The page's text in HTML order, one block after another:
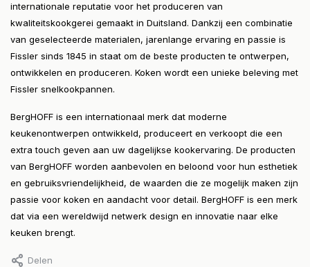
internationale reputatie voor het produceren van
kwaliteitskookgerei gemaakt in Duitsland. Dankzij een combinatie
van geselecteerde materialen, jarenlange ervaring en passie is
Fissler sinds 1845 in staat om de beste producten te ontwerpen,
ontwikkelen en produceren. Koken wordt een unieke beleving met
Fissler snelkookpannen.
BergHOFF is een internationaal merk dat moderne
keukenontwerpen ontwikkeld, produceert en verkoopt die een
extra touch geven aan uw dagelijkse kookervaring. De producten
van BergHOFF worden aanbevolen en beloond voor hun esthetiek
en gebruiksvriendelijkheid, de waarden die ze mogelijk maken zijn
passie voor koken en aandacht voor detail. BergHOFF is een merk
dat via een wereldwijd netwerk design en innovatie naar elke
keuken brengt.
Delen